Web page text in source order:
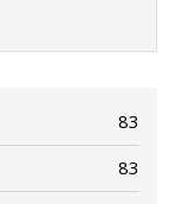
83
83